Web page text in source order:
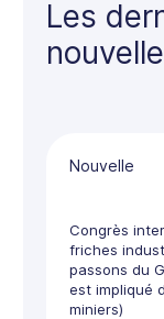
Les
Nouvelle
Congrès
friches
passons du
est impliqué
miniers)